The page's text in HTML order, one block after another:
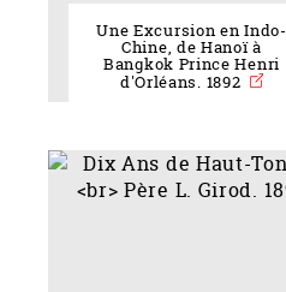
Une Excursion en Indo-
Chine, de Hanoï à
Bangkok Prince Henri
d'Orléans. 1892